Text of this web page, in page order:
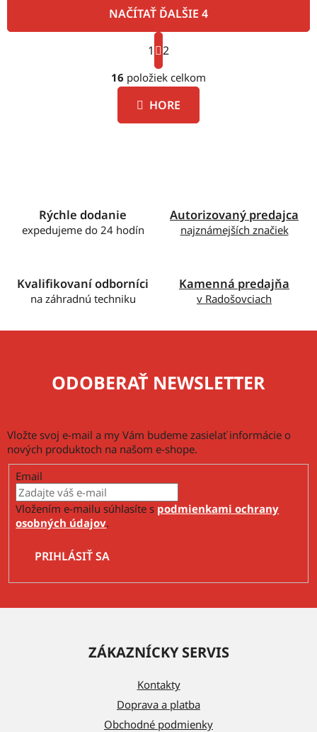
O
v
l
á
d
i
NAČÍTAŤ ĎALŠIE 4
S
t
r
á
n
k
1 2
16 položiek celkom
HORE
Rýchle dodanie
expedujeme do 24 hodín
Autorizovaný predajca
najznámejších značiek
Kvalifikovaní odborníci
na záhradnú techniku
Kamenná predajňa
v Radošovciach
ODOBERAŤ NEWSLETTER
Vložte svoj e-mail a my Vám budeme zasielať informácie o
nových produktoch na našom e-shope.
Email
Vložením e-mailu súhlasíte s podmienkami ochrany
osobných údajov.
PRIHLÁSIŤ SA
ZÁKAZNÍCKY SERVIS
Kontakty
Doprava a platba
Obchodné podmienky